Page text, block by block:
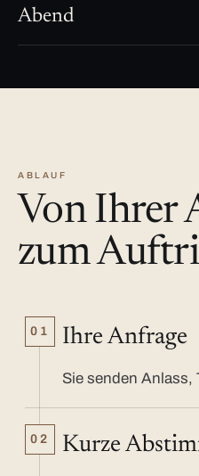
Abend
ABLAUF
Von Ihrer
zum
01 Ihre Anfrage
Sie senden Anlass,
02 Kurze